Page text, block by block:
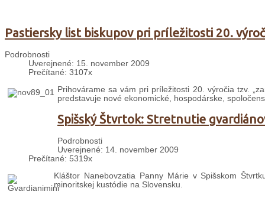
Pastiersky list biskupov pri príležitosti 20.
Podrobnosti
Uverejnené: 15. november 2009
Prečítané: 3107x
Prihovárame sa vám pri príležitosti 20. výročia tzv.
predstavuje nové ekonomické, hospodárske,
Spišský Štvrtok: Stretnutie
Podrobnosti
Uverejnené: 14. november 2009
Prečítané: 5319x
Kláštor Nanebovzatia Panny Márie v Spišskom
minoritskej kustódie na Slovensku.